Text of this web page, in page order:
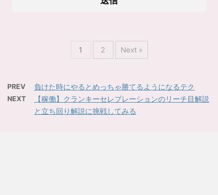
1 2 Next »
PREV 負けた時にやるとめっちゃ勝てるようになるテク
NEXT
【稼働】クランキーセレブレーションのリーチ目解説
と立ち回り解説に挑戦してみる